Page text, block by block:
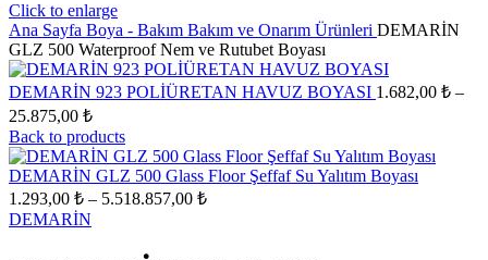
Click to enlarge
Ana Sayfa Boya - Bakım Bakım ve Onarım Ürünleri DEMARİN
GLZ 500 Waterproof Nem ve Rutubet Boyası
DEMARİN 923 POLİÜRETAN HAVUZ BOYASI 1.682,00 ₺ –
25.875,00 ₺Fiyat
aralığı:
1.682,00 ₺
-
25.875,00 ₺
Back to products
DEMARİN GLZ 500 Glass Floor Şeffaf Su Yalıtım Boyası
1.293,00 ₺ – 5.518.857,00 ₺Fiyat
DEMARİN